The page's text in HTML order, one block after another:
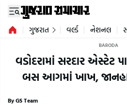
ગુજરાત વર્લ્ડ નેશનલ
BARODA
વડોદરામાં સરદાર એસ્ટેટ
બસ આગમાં ખાખ,
By GS Team